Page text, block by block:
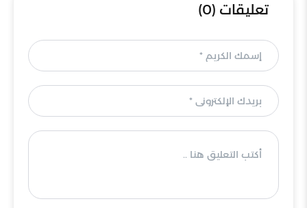
تعليقات (0)